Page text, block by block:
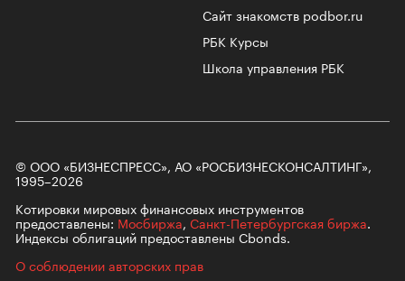
Сайт знакомств podbor.ru
РБК Курсы
Школа управления РБК
© ООО «БИЗНЕСПРЕСС», АО «РОСБИЗНЕСКОНСАЛТИНГ»,
1995–2026
Котировки мировых финансовых инструментов
предоставлены: Мосбиржа, Санкт-Петербургская биржа.
Индексы облигаций предоставлены Cbonds.
О соблюдении авторских прав